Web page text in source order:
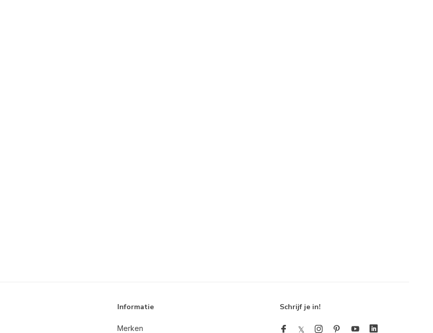
Informatie
Merken
Schrijf je in!